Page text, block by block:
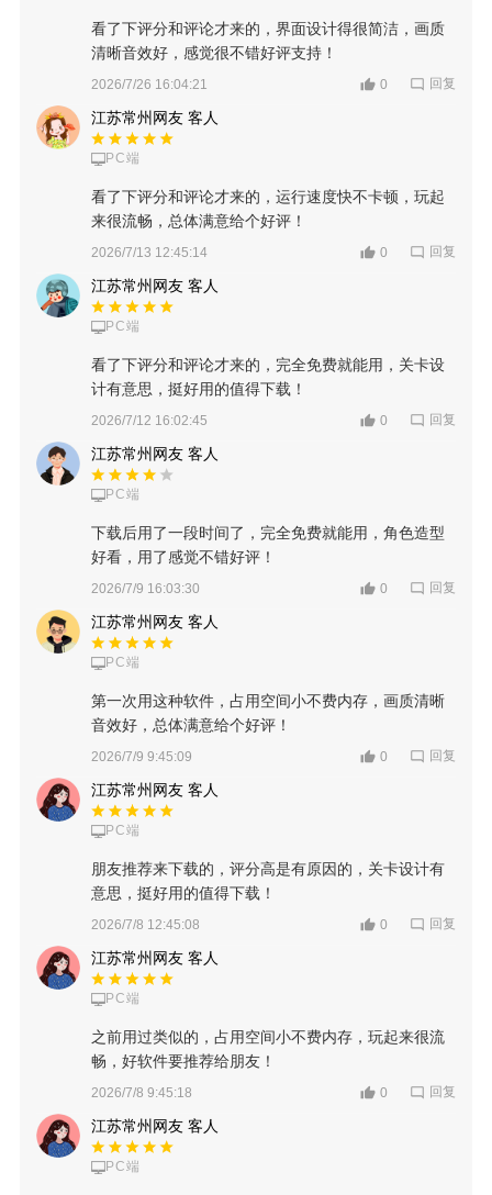
看了下评分和评论才来的，界面设计得很简洁，画质
清晰音效好，感觉很不错好评支持！
2026/7/26 16:04:21 0 回复
江苏常州网友 客人
PC端
看了下评分和评论才来的，运行速度快不卡顿，玩起
来很流畅，总体满意给个好评！
2026/7/13 12:45:14 0 回复
江苏常州网友 客人
PC端
看了下评分和评论才来的，完全免费就能用，关卡设
计有意思，挺好用的值得下载！
2026/7/12 16:02:45 0 回复
江苏常州网友 客人
PC端
下载后用了一段时间了，完全免费就能用，角色造型
好看，用了感觉不错好评！
2026/7/9 16:03:30 0 回复
江苏常州网友 客人
PC端
第一次用这种软件，占用空间小不费内存，画质清晰
音效好，总体满意给个好评！
2026/7/9 9:45:09 0 回复
江苏常州网友 客人
PC端
朋友推荐来下载的，评分高是有原因的，关卡设计有
意思，挺好用的值得下载！
2026/7/8 12:45:08 0 回复
江苏常州网友 客人
PC端
之前用过类似的，占用空间小不费内存，玩起来很流
畅，好软件要推荐给朋友！
2026/7/8 9:45:18 0 回复
江苏常州网友 客人
PC端